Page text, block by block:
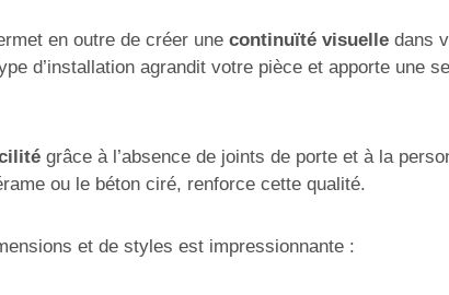
en outre de créer une continuïté visuelle dans
d’installation agrandit votre pièce et apporte une
grâce à l’absence de joints de porte et à la
ou le béton ciré, renforce cette qualité.
et de styles est impressionnante :